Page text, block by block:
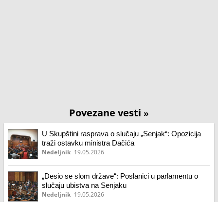
Povezane vesti »
U Skupštini rasprava o slučaju „Senjak“: Opozicija
traži ostavku ministra Dačića
Nedeljnik 19.05.2026
„Desio se slom države“: Poslanici u parlamentu o
slučaju ubistva na Senjaku
Nedeljnik 19.05.2026